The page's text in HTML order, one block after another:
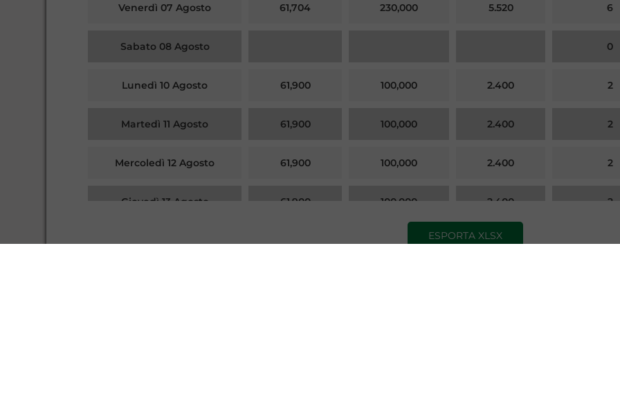
Venerdì 07 Agosto 61,704 230,000 5.520 6
Sabato 08 Agosto 0
Lunedì 10 Agosto 61,900 100,000 2.400 2
Martedì 11 Agosto 61,900 100,000 2.400 2
Mercoledì 12 Agosto 61,900 100,000 2.400 2
Giovedì 13 Agosto 61,900 100,000 2.400 2
2.400
ESPORTA XLSX